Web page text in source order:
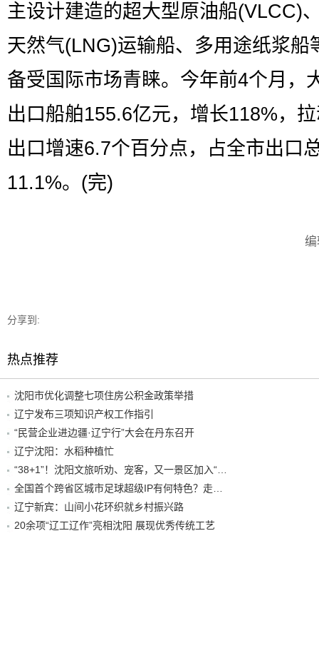
主设计建造的超大型原油船(VLCC)
天然气(LNG)运输船、多用途纸浆船
备受国际市场青睐。今年前4个月，
出口船舶155.6亿元，增长118%，
出口增速6.7个百分点，占全市出口
11.1%。(完)
分享到:
热点推荐
沈阳市优化调整七项住房公积金政策举措
辽宁发布三项知识产权工作指引
“民营企业进边疆·辽宁行”大会在丹东召开
辽宁沈阳：水稻种植忙
辽宁新宾：山间小花环织就乡村振兴路
20余项“辽工辽作”亮相沈阳 展现优秀传统工艺